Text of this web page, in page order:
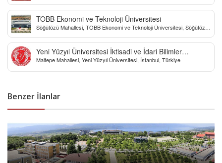
TOBB Ekonomi ve Teknoloji Üniversitesi
Söğütözü Mahallesi, TOBB Ekonomi ve Teknoloji Üniversitesi, Söğütözü
Yeni Yüzyıl Üniversitesi İktisadi ve İdari Bilimler
Fakültesi
Maltepe Mahallesi, Yeni Yüzyıl Üniversitesi, İstanbul, Türkiye
Benzer İlanlar